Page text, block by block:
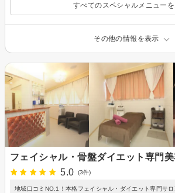
すべてのスペシャルメニュー
その他の情報を表示
フェイシャル・骨盤ダイエット専門
5.0
(3件)
地域口コミNO.1！本格フェイシャル・ダイエット専門サ